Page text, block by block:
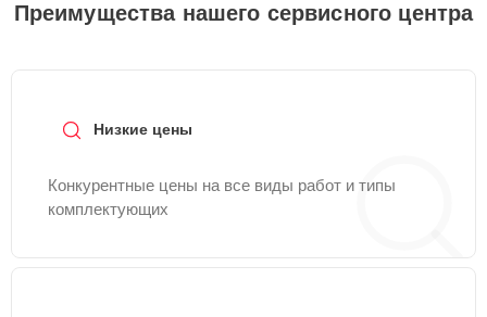
Преимущества нашего сервисного центра
Низкие цены
Конкурентные цены на все виды работ и типы
комплектующих